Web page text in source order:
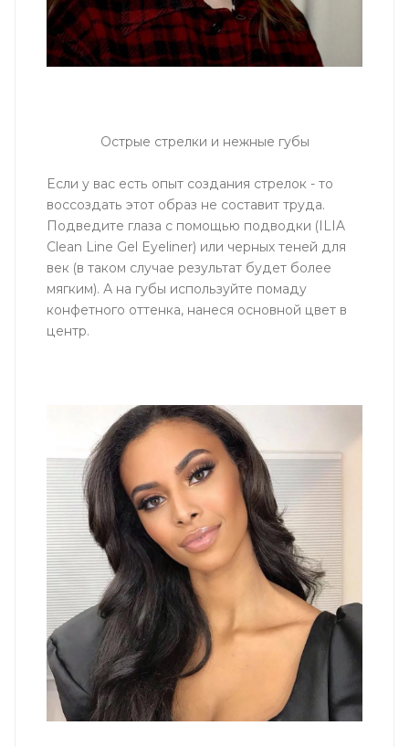
Острые стрелки и нежные губы
Если у вас есть опыт создания стрелок - то
воссоздать этот образ не составит труда.
Подведите глаза с помощью подводки (ILIA
Clean Line Gel Eyeliner) или черных теней для
век (в таком случае результат будет более
мягким). А на губы используйте помаду
конфетного оттенка, нанеся основной цвет в
центр.